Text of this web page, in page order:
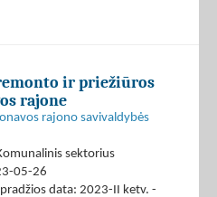
ir priežiūros
rajone
rajono savivaldybės
sektorius
05-26
data: 2023-II ketv. -